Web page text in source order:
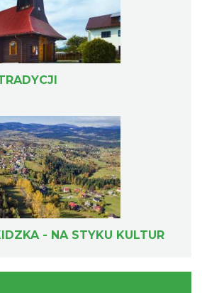
na Bajkowym Szlaku
- NA STYKU KULTUR